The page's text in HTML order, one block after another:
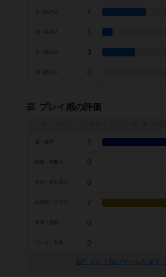
4
1
3
0
プレイ感の評価
※
2
戦略・判断力 0
0
2
0
アート・外見 0
似たプレイ感のゲームを探す→